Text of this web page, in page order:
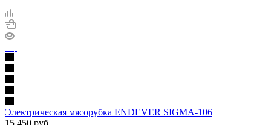
Электрическая мясорубка ENDEVER SIGMA-106